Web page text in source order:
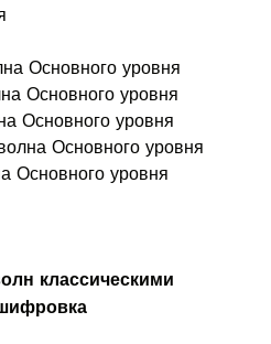
Основного уровня
Основного уровня
Основного уровня
Основного уровня
Основного уровня
классическими